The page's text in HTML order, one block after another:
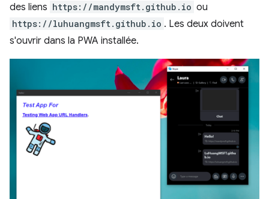
des liens https://mandymsft.github.io ou
https://luhuangmsft.github.io . Les deux doivent
s'ouvrir dans la PWA installée.